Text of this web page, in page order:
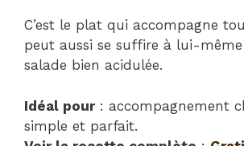
C’est le plat qui accompagne
peut aussi se suffire à lui-
salade bien acidulée.
Idéal pour: accompagnement
simple et parfait.